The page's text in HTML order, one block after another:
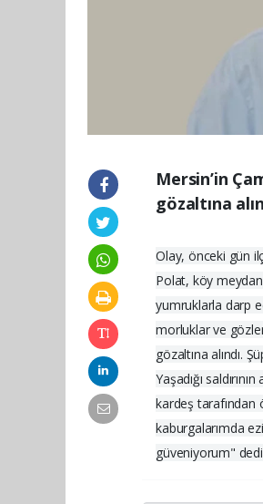
Mersin’in
gözaltına
Olay, önceki gün
Polat, köy
yumruklarla darp
morluklar ve
gözaltına alındı.
Yaşadığı
kardeş tarafından
kaburgalarımda
güveniyorum"